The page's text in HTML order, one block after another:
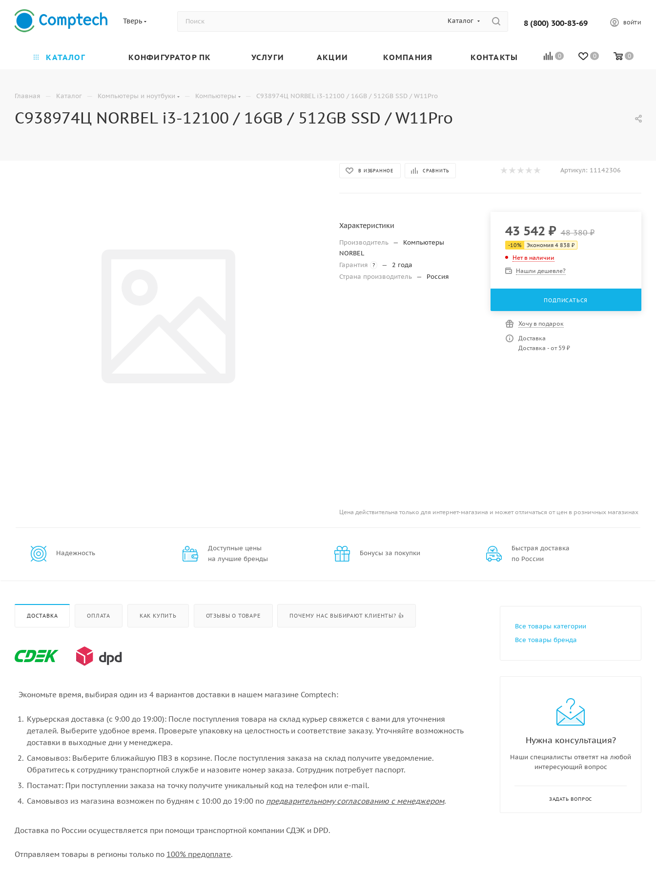
Тверь Каталог 8 (800) 300-83-69 ВОЙТИ
0 0 0
КАТАЛОГ КОНФИГУРАТОР ПК УСЛУГИ АКЦИИ КОМПАНИЯ КОНТАКТЫ
Главная — Каталог — Компьютеры и ноутбуки — Компьютеры — C938974Ц NORBEL i3-12100 / 16GB / 512GB SSD / W11Pro
C938974Ц NORBEL i3-12100 / 16GB / 512GB SSD / W11Pro
В ИЗБРАННОЕ СРАВНИТЬ Артикул: 11142306
Характеристики
Производитель —
Компьютеры
NORBEL
Гарантия
? —
2 года
Страна производитель — Россия
43 542 ₽ 48 380₽
-10% Экономия 4 838 ₽
Нет в наличии
Нашли дешевле?
ПОДПИСАТЬСЯ
Хочу в подарок
Доставка
Доставка - от 59 ₽
Цена действительна только для интернет-магазина и может отличаться от цен в розничных магазинах
Надежность
Доступные цены
на лучшие бренды
Бонусы за покупки
Быстрая доставка
по России
ДОСТАВКА ОПЛАТА КАК КУПИТЬ ОТЗЫВЫ О ТОВАРЕ ПОЧЕМУ НАС ВЫБИРАЮТ КЛИЕНТЫ? 👍
Экономьте время, выбирая один из 4 вариантов доставки в нашем магазине Comptech:
Курьерская доставка (с 9:00 до 19:00): После поступления товара на склад курьер свяжется с вами для уточнения
деталей. Выберите удобное время. Проверьте упаковку на целостность и соответствие заказу. Уточняйте возможность
доставки в выходные дни у менеджера.
Самовывоз: Выберите ближайшую ПВЗ в корзине. После поступления заказа на склад получите уведомление.
Обратитесь к сотруднику транспортной службе и назовите номер заказа. Сотрудник потребует паспорт.
Постамат: При поступлении заказа на точку получите уникальный код на телефон или e-mail.
Самовывоз из магазина возможен по будням с 10:00 до 19:00 по предварительному согласованию с менеджером.
Доставка по России осуществляется при помощи транспортной компании СДЭК и DPD.
Отправляем товары в регионы только по 100% предоплате.
Все товары категории
Все товары бренда
Нужна консультация?
Наши специалисты ответят на любой
интересующий вопрос
ЗАДАТЬ ВОПРОС